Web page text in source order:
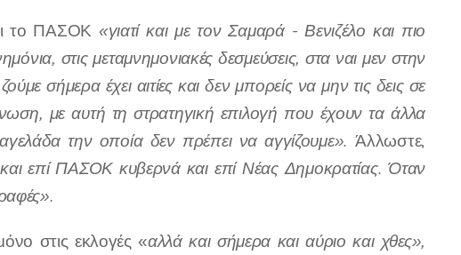
το ΠΑΣΟΚ «γιατί και με τον Σαμαρά - Βενιζέλο και πιο
στις μεταμνημονιακές δεσμεύσεις, στα ναι μεν στην
σήμερα έχει αιτίες και δεν μπορείς να μην τις δεις σε
με αυτή τη στρατηγική επιλογή που έχουν τα άλλα
την οποία δεν πρέπει να αγγίζουμε». Άλλωστε,
επί ΠΑΣΟΚ κυβερνά και επί Νέας Δημοκρατίας. Όταν
στις εκλογές «αλλά και σήμερα και αύριο και χθες»,